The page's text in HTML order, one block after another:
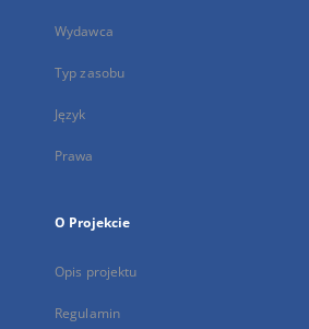
Wydawca
Typ zasobu
Język
Prawa
O Projekcie
Opis projektu
Regulamin